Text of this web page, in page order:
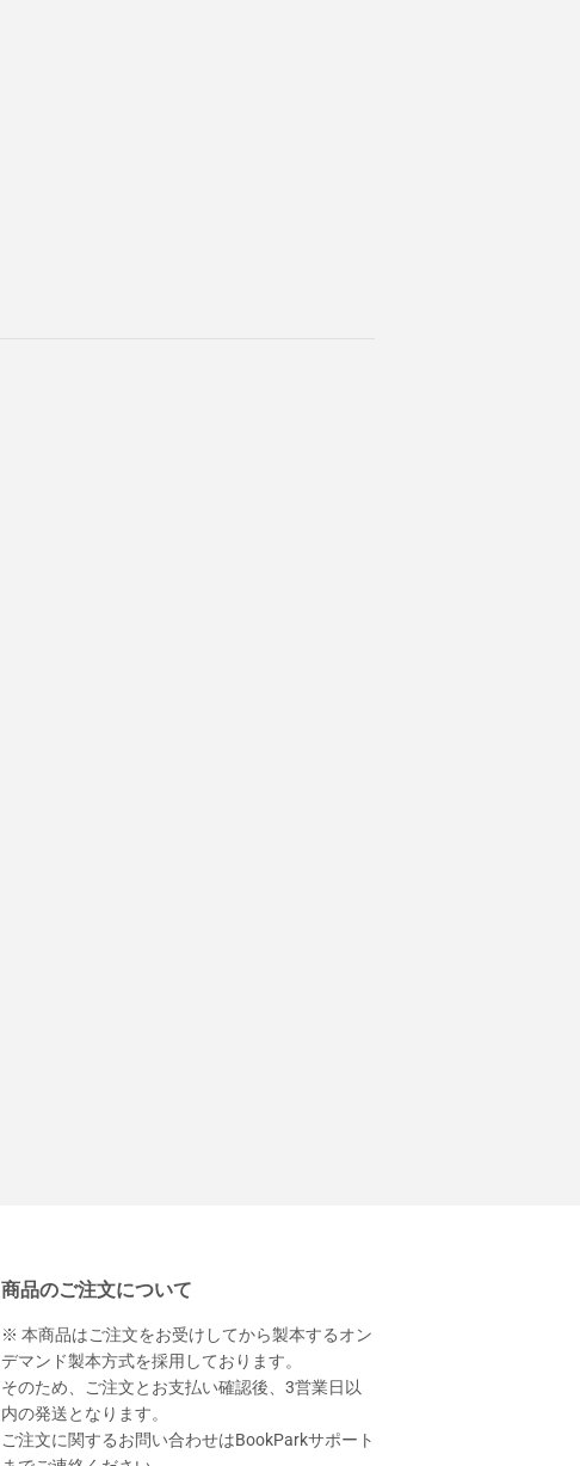
商品のご注文について
※ 本商品はご注文をお受けしてから製本するオン
デマンド製本方式を採用しております。
そのため、ご注文とお支払い確認後、3営業日以
内の発送となります。
ご注文に関するお問い合わせはBookParkサポート